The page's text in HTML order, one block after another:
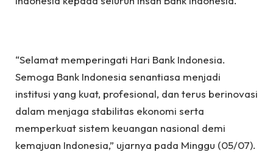
“Selamat memperingati Hari Bank Indonesia.
Semoga Bank Indonesia senantiasa menjadi
institusi yang kuat, profesional, dan terus berinovasi
dalam menjaga stabilitas ekonomi serta
memperkuat sistem keuangan nasional demi
kemajuan Indonesia,” ujarnya pada Minggu (05/07).